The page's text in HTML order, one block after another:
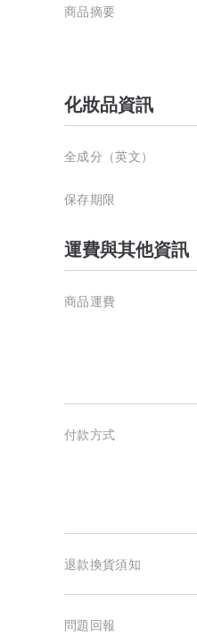
保存方式：
商品摘要
化妝品資訊
全成分（英文）
保存期限
運費與其他資訊
商品運費
付款方式
退款換貨須知
問題回報